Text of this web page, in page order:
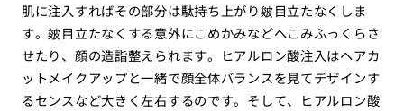
肌に注入すればその部分は駄持ち上がり皴目立たなくしま
す。皴目立たなくする意外にこめかみなどへこみふっくらさ
せたり、顔の造詣整えられます。ヒアルロン酸注入はヘアカ
ットメイクアップと一緒で顔全体バランスを見てデザインす
るセンスなど大きく左右するのです。そして、ヒアルロン酸